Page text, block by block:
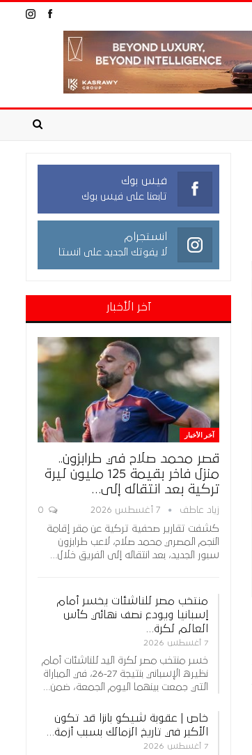
فيس بوك
تابعنا على فيس بوك
انستجرام
لا يفوتك الجديد على انستا
آخر الأخبار
آخر الأخبار
قصر محمد صلاح في طرابزون..
منزل فاخر بقيمة 125 مليون ليرة
تركية بعد انتقاله إلى…
زياد عاطف 7 أغسطس 2026
كشفت تقارير صحفية تركية عن مقر إقامة
النجم المصري محمد صلاح، لاعب طرابزون
سبور الجديد، بعد انتقاله إلى الفريق خلال…
منتخب مصر للناشئات يخسر أمام
إسبانيا ويودع نصف نهائي كأس
العالم لكرة…
7 أغسطس 2026
خسر منتخب مصر لكرة اليد للناشئات أمام
نظيره الإسباني بنتيجة 27-26، في المباراة
التي جمعت بينهما اليوم الجمعة، ضمن…
خاص | عقوبة شيكو بانزا قد تكون
الأكبر في تاريخ الزمالك بسبب أزمة…
7 أغسطس 2026